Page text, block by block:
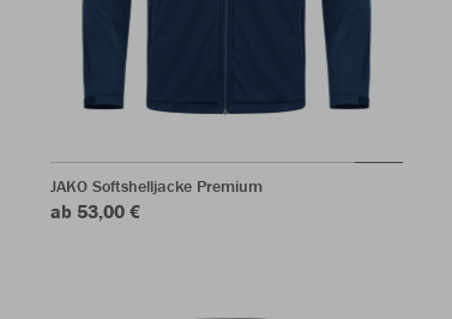
JAKO Softshelljacke Premium
ab 53,00 €